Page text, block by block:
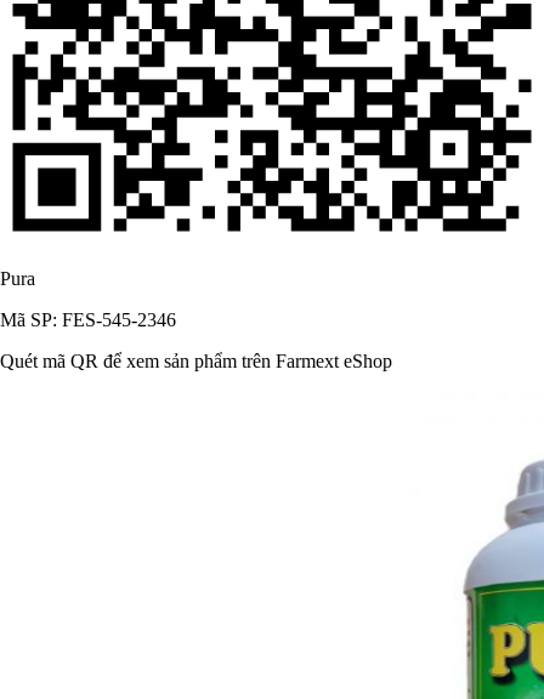
Pura
Mã SP: FES-545-2346
Quét mã QR để xem sản phẩm trên Farmext eShop